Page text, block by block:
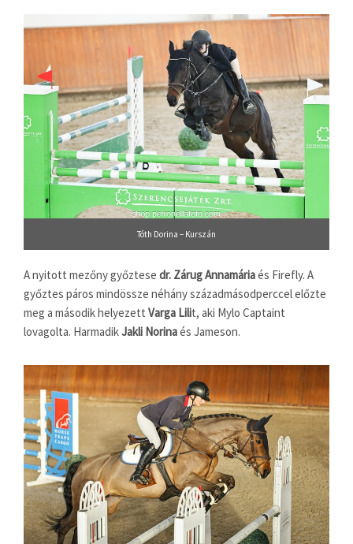
Tóth Dorina – Kurszán
A nyitott mezőny győztese dr. Zárug Annamáriaés Firefly. A
győztes páros mindössze néhány századmásodperccel előzte
meg a második helyezett Varga Lilit, aki Mylo Captaint
lovagolta. HarmadikJakli Norinaés Jameson.